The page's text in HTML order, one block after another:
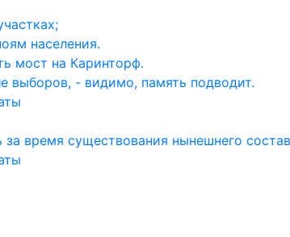
населения.
мост на Каринторф.
выборов, - видимо, память подводит.
время существования нынешнего